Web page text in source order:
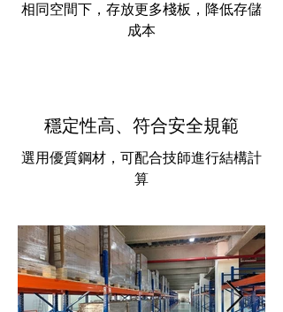
​相同空間下，存放更多棧板，降低存儲
成本
穩定性高、符合安全規範
選用優質鋼材，可配合技師進行結構計
算